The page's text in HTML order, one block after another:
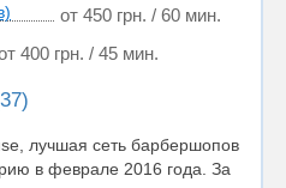
от 450 грн. / 60 мин.
400 грн. / 45 мин.
лучшая сеть барбершопов
в феврале 2016 года. За